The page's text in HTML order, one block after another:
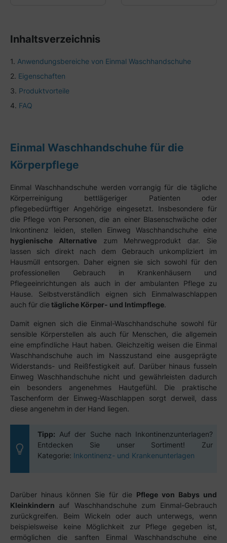
Inhaltsverzeichnis
Anwendungsbereiche von Einmal Waschhandschuhe
Eigenschaften
Produktvorteile
FAQ
Einmal Waschhandschuhe für die
Körperpflege
Einmal Waschhandschuhe werden vorrangig für die tägliche
Körperreinigung bettlägeriger Patienten oder
pflegebedürftiger Angehörige eingesetzt. Insbesondere für
die Pflege von Personen, die an einer Blasenschwäche oder
Inkontinenz leiden, stellen Einweg Waschhandschuhe eine
hygienische Alternativezum Mehrwegprodukt dar. Sie
lassen sich direkt nach dem Gebrauch unkompliziert im
Hausmüll entsorgen. Daher eignen sie sich sowohl für den
professionellen Gebrauch in Krankenhäusern und
Pflegeeinrichtungen als auch in der ambulanten Pflege zu
Hause. Selbstverständlich eignen sich Einmalwaschlappen
auch für dietägliche Körper- und Intimpflege.
Damit eignen sich die Einmal-Waschhandschuhe sowohl für
sensible Körperstellen als auch für Menschen, die allgemein
eine empfindliche Haut haben. Gleichzeitig weisen die Einmal
Waschhandschuhe auch im Nasszustand eine ausgeprägte
Widerstands- und Reißfestigkeit auf. Darüber hinaus fusseln
Einweg Waschhandschuhe nicht und gewährleisten dadurch
ein besonders angenehmes Hautgefühl. Die praktische
Taschenform der Einweg-Waschlappen sorgt derweil, dass
diese angenehm in der Hand liegen.
Tipp: Auf der Suche nach Inkontinenzunterlagen?
Entdecken Sie unser Sortiment! Zur
Kategorie: Inkontinenz- und Krankenunterlagen
Darüber hinaus können Sie für die Pflege von Babys und
Kleinkindern auf Waschhandschuhe zum Einmal-Gebrauch
zurückgreifen. Beim Wickeln oder auch unterwegs, wenn
beispielsweise keine Möglichkeit zur Pflege gegeben ist,
ermöglichen die sanften Einmal Waschhandschuhe eine